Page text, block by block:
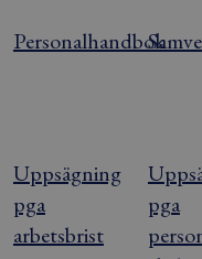
Personalhandbok
Uppsägning
pga
arbetsbrist
pga